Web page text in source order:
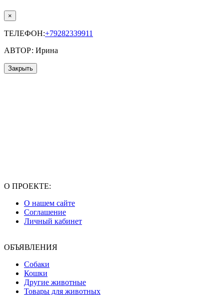
×
ТЕЛЕФОН:+79282339911
АВТОР: Ирина
Закрыть
О ПРОЕКТЕ:
О нашем сайте
Соглашение
Личный кабинет
ОБЪЯВЛЕНИЯ
Собаки
Кошки
Другие животные
Товары для животных